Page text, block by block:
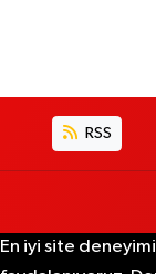
RSS
En iyi site